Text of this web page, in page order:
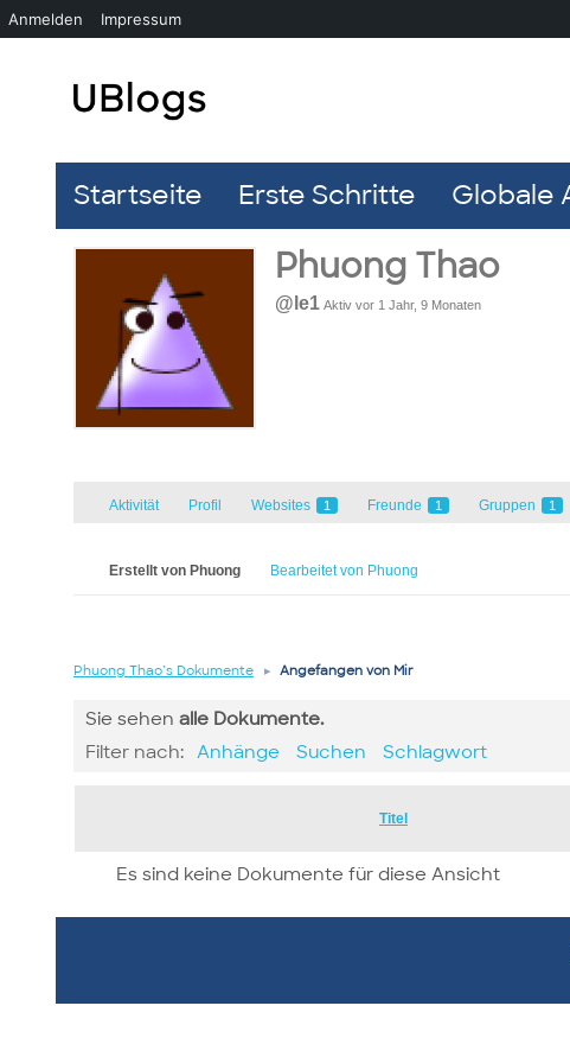
Startseite Erste Schritte Globale
Phuong Thao
@le1 Aktiv vor 1 Jahr, 9 Monaten
Aktivität Profil Websites 1 Freunde 1 Gruppen 1
Erstellt von Phuong Bearbeitet von Phuong
Phuong Thao’s Dokumente ▸ Angefangen von Mir
Sie sehen alle Dokumente.
Filter nach: Anhänge Suchen Schlagwort
Titel
Es sind keine Dokumente für diese Ansicht
Anmelden Impressum